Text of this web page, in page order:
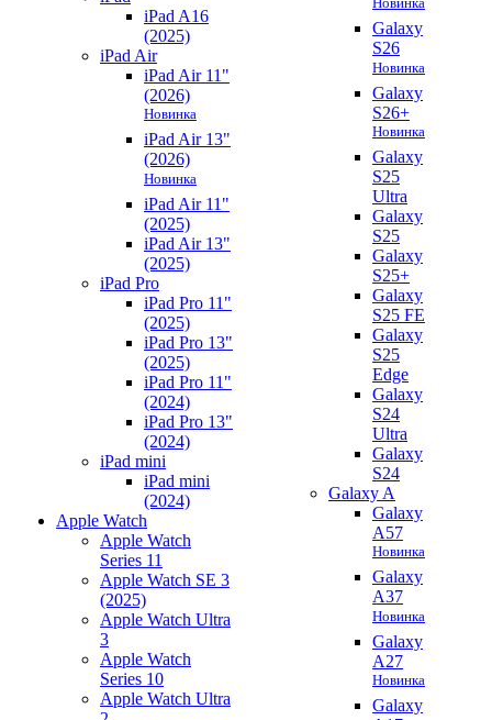
iPad A16
(2025)
iPad Air
iPad Air 11"
(2026)
Новинка
iPad Air 13"
(2026)
Новинка
iPad Air 11"
(2025)
iPad Air 13"
(2025)
iPad Pro
iPad Pro 11"
(2025)
iPad Pro 13"
(2025)
iPad Pro 11"
(2024)
iPad Pro 13"
(2024)
iPad mini
iPad mini
(2024)
Apple Watch
Apple Watch
Series 11
Apple Watch SE 3
(2025)
Apple Watch Ultra
3
Apple Watch
Series 10
Apple Watch Ultra
Galaxy
S26
Новинка
Galaxy
S26+
Новинка
Galaxy
S25
Ultra
Galaxy
S25
Galaxy
S25+
Galaxy
S25 FE
Galaxy
S25
Edge
Galaxy
S24
Ultra
Galaxy
S24
Galaxy A
Galaxy
A57
Новинка
Galaxy
A37
Новинка
Galaxy
A27
Новинка
Galaxy